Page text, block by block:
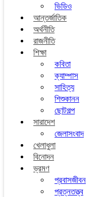
ভিডিও
আন্তর্জাতিক
অর্থনীতি
রাজনীতি
শিক্ষা
কবিতা
ক্যাম্পাস
সাহিত্য
শিশুকানন
ছোটগল্প
সারাদেশ
জেলাসংবাদ
খেলাধুলা
বিনোদন
ভ্রমণ
প্রবাসজীবন
প্রত্নতত্ত্ব